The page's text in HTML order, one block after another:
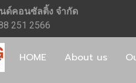
ด์คอนซัลติ้ง จำกัด
251 2566
HOME About us